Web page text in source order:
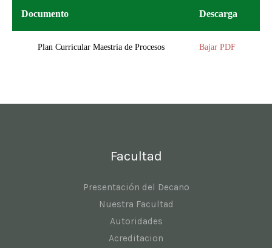
Documento Descarga
Plan Curricular Maestría de Procesos Bajar PDF
Facultad
Presentación del Decano
Nuestra Facultad
Autoridades
Acreditacion